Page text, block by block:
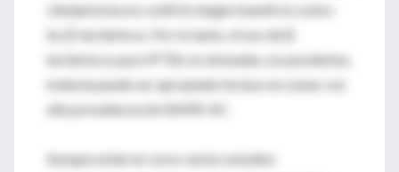
clindamicina no confirió ningún beneficio sobre
los β-lactámicos. Por lo tanto, el uso de β-
lactámicos para IPTBs no drenadas, no purulentas,
todavía puede ser apropiado incluso en zonas con
alta prevalencia de SAMR-AC.
Aunque están en curso varios estudios